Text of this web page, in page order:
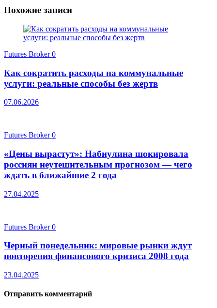
Похожие записи
Futures Broker0
Как сократить расходы на коммунальные
услуги: реальные способы без жертв
07.06.2026
Futures Broker0
«Цены вырастут»: Набиулина шокировала
россиян неутешительным прогнозом — чего
ждать в ближайшие 2 года
27.04.2025
Futures Broker0
Черный понедельник: мировые рынки ждут
повторения финансового кризиса 2008 года
23.04.2025
Отправить комментарий